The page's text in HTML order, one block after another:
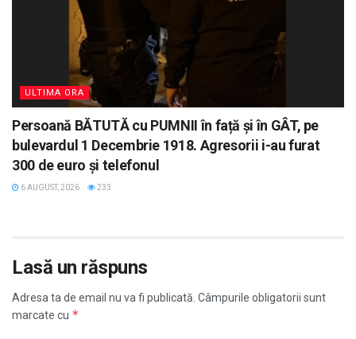
ULTIMA ORA
Persoană BĂTUTĂ cu PUMNII în față și în GÂT, pe
bulevardul 1 Decembrie 1918. Agresorii i-au furat
300 de euro și telefonul
6 AUGUST, 2026 233
Lasă un răspuns
Adresa ta de email nu va fi publicată. Câmpurile obligatorii sunt
marcate cu *